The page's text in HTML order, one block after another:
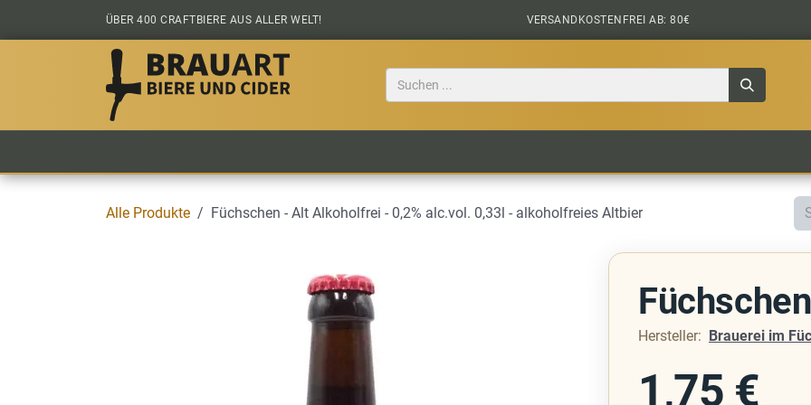
Zum Inhalt springen
ÜBER 400 CRAFTBIERE AUS ALLER WELT! VERSANDKOSTENFREI AB: 80€
Alle Produkte Füchschen - Alt Alkoholfrei - 0,2% alc.vol. 0,33l - alkoholfreies Altbier
Hersteller: Brauerei im
1,75 €